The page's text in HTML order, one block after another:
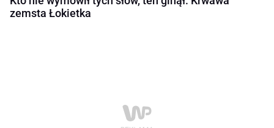
zemsta Łokietka